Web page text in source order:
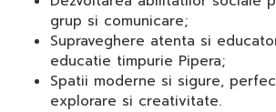
grup si comunicare;
Supraveghere atenta si
educatie timpurie Pipera;
Spatii moderne si sigure,
explorare si creativitate.